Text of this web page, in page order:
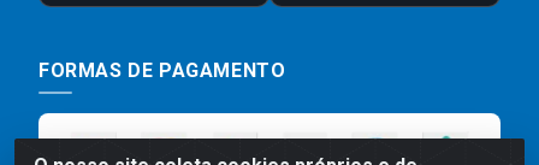
FORMAS DE PAGAMENTO